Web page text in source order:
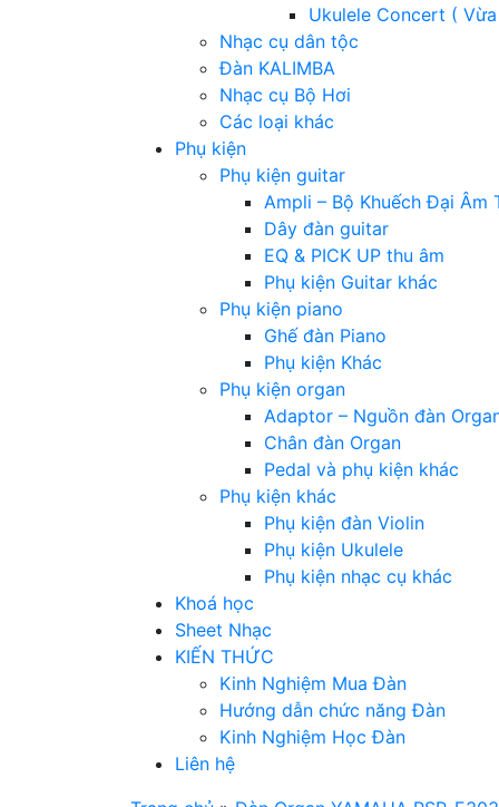
Ukulele Concert (
Nhạc cụ dân tộc
Đàn KALIMBA
Nhạc cụ Bộ Hơi
Các loại khác
Phụ kiện
Phụ kiện guitar
Ampli – Bộ Khuếch Đại Âm
Dây đàn guitar
EQ & PICK UP thu âm
Phụ kiện Guitar khác
Phụ kiện piano
Ghế đàn Piano
Phụ kiện Khác
Phụ kiện organ
Adaptor – Nguồn đàn
Chân đàn Organ
Pedal và phụ kiện khác
Phụ kiện khác
Phụ kiện đàn Violin
Phụ kiện Ukulele
Phụ kiện nhạc cụ khác
Khoá học
Sheet Nhạc
KIẾN THỨC
Kinh Nghiệm Mua Đàn
Hướng dẫn chức năng Đàn
Kinh Nghiệm Học Đàn
Liên hệ